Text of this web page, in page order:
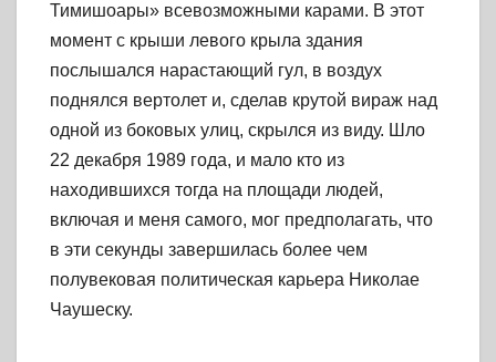
Тимишоары» всевозможными карами. В этот
момент с крыши левого крыла здания
послышался нарастающий гул, в воздух
поднялся вертолет и, сделав крутой вираж над
одной из боковых улиц, скрылся из виду. Шло
22 декабря 1989 года, и мало кто из
находившихся тогда на площади людей,
включая и меня самого, мог предполагать, что
в эти секунды завершилась более чем
полувековая политическая карьера Николае
Чаушеску.